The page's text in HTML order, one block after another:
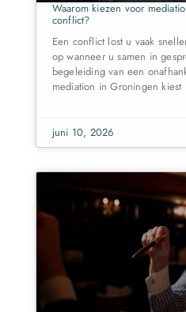
Waarom kiezen voor
conflict?
Een conflict lost u vaak
op wanneer u samen in
begeleiding van een
mediation in Groningen kiest
juni 10, 2026